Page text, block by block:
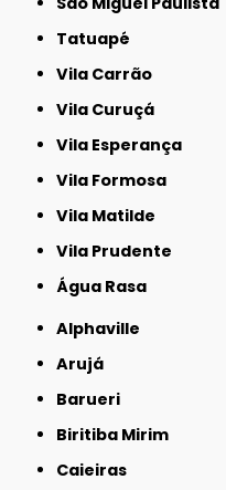
Tatuapé
Vila Carrão
Vila Curuçá
Vila Esperança
Vila Formosa
Vila Matilde
Vila Prudente
Água Rasa
Alphaville
Arujá
Barueri
Biritiba Mirim
Caieiras